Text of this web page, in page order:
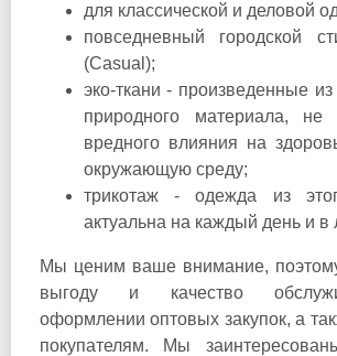
для классической и деловой
повседневный городской
(Casual);
эко-ткани - произведенные из
природного материала, не
вредного влияния на
окружающую среду;
трикотаж - одежда из
актуальна на каждый день и в
Мы ценим ваше внимание,
выгоду и качество
оформлении оптовых закупок, а
покупателям. Мы